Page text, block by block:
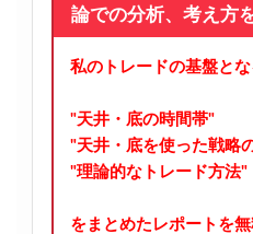
論での分析、考え方
私のトレードの基盤とな
"天井・底の時間帯"
"天井・底を使った戦略
"理論的なトレード方法"
をまとめたレポートを